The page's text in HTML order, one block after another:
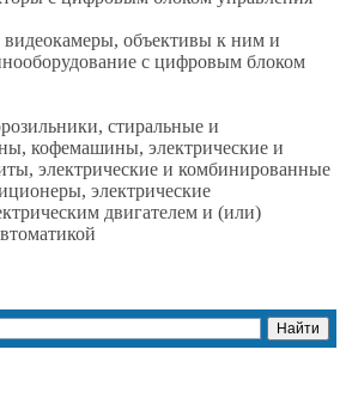
объективы к ним и
с цифровым блоком
стиральные и
кофемашины, электрические и
электрические и комбинированные
электрические
двигателем и (или)